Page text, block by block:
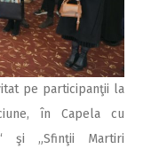
pe participanţii la
în Capela cu
şi „Sfinţii Martiri